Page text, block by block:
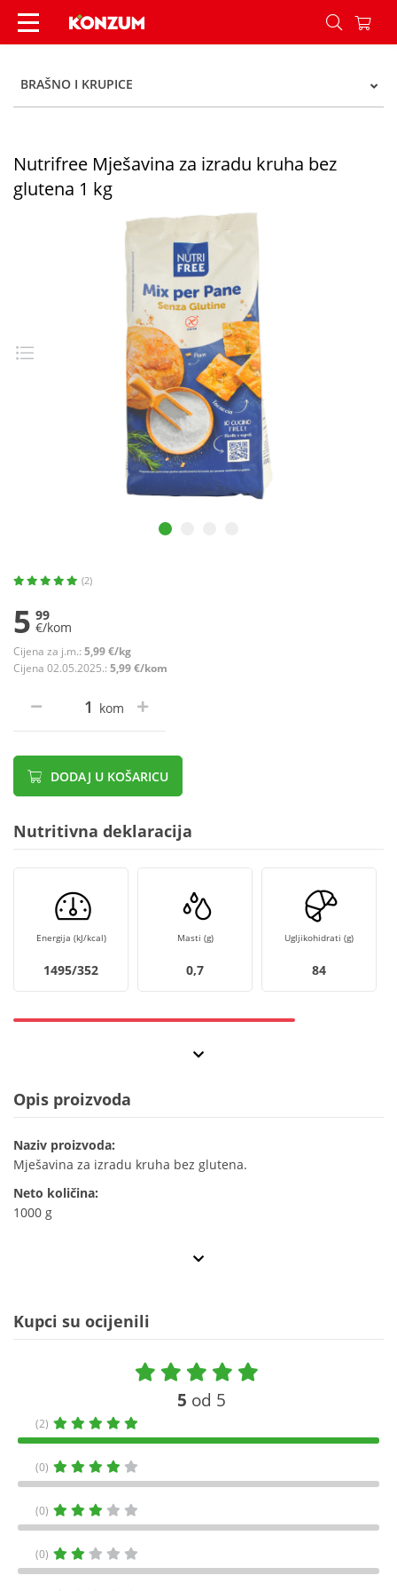
Nutrifree Mješavina za kruh 1 kg - Konzum
BRAŠNO I KRUPICE
Nutrifree Mješavina za izradu kruha bez
glutena 1 kg
(2)
5 99
€/kom
Cijena za j.m.: 5,99 €/kg
Cijena 02.05.2025.: 5,99 €/kom
kom
DODAJ U KOŠARICU
Nutritivna deklaracija
Energija (kJ/kcal)
1495/352
Masti (g)
0,7
Ugljikohidrati (g)
84
Opis proizvoda
Naziv proizvoda:
Mješavina za izradu kruha bez glutena.
Neto količina:
1000 g
Kupci su ocijenili
5 od 5
(2)
(0)
(0)
(0)